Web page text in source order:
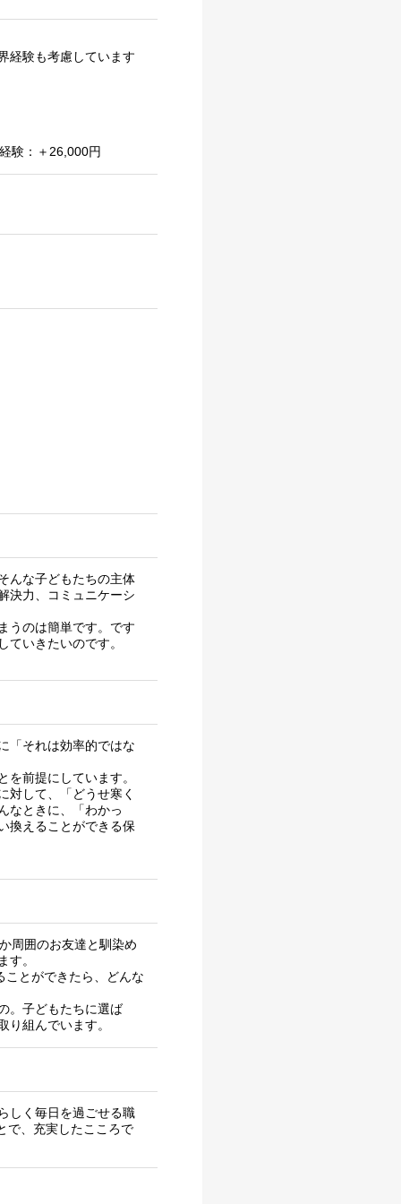
経験も考慮しています
験：＋26,000円
んな子どもたちの主体
決力、コミュニケーシ
うのは簡単です。です
いきたいのです。
「それは効率的ではな
前提にしています。
対して、「どうせ寒く
なときに、「わかっ
換えることができる保
周囲のお友達と馴染め
す。
ことができたら、どんな
。子どもたちに選ば
組んでいます。
しく毎日を過ごせる職
で、充実したこころで